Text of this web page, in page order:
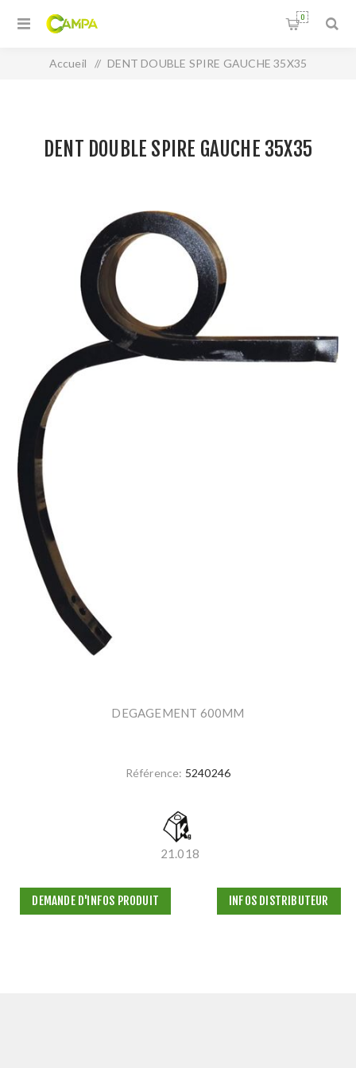
0
Accueil / DENT DOUBLE SPIRE GAUCHE 35X35
DENT DOUBLE SPIRE GAUCHE 35X35
DEGAGEMENT 600MM
Référence: 5240246
21.018
DEMANDE D'INFOS PRODUIT INFOS DISTRIBUTEUR